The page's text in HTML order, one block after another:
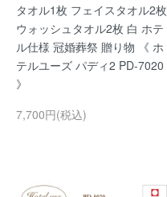
タオル1枚 フェイスタオル2枚
ウォッシュタオル2枚 白 ホテ
ル仕様 冠婚葬祭 贈り物 《 ホ
テルユーズ パディ2 PD-7020
》
7,700円(税込)